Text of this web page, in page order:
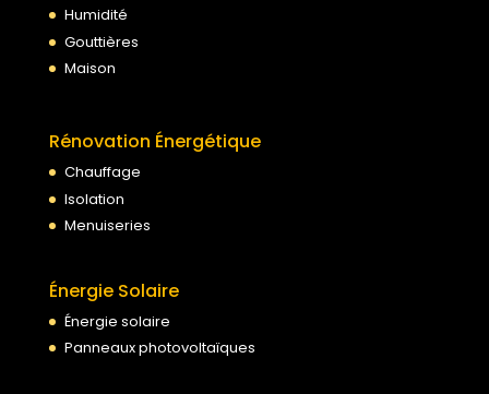
Humidité
Gouttières
Maison
Rénovation Énergétique
Chauffage
Isolation
Menuiseries
Énergie Solaire
Énergie solaire
Panneaux photovoltaïques